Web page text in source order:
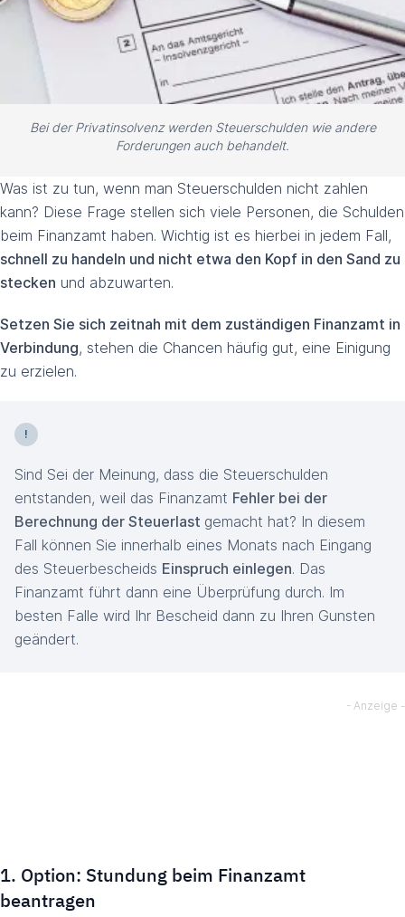
Bei der Privatinsolvenz werden Steuerschulden wie andere
Forderungen auch behandelt.
Was ist zu tun, wenn man Steuerschulden nicht zahlen
kann? Diese Frage stellen sich viele Personen, die Schulden
beim Finanzamt haben. Wichtig ist es hierbei in jedem Fall,
schnell zu handeln und nicht etwa den Kopf in den Sand zu
stecken und abzuwarten.
Setzen Sie sich zeitnah mit dem zuständigen Finanzamt in
Verbindung, stehen die Chancen häufig gut, eine Einigung
zu erzielen.
Sind Sei der Meinung, dass die Steuerschulden
entstanden, weil das Finanzamt Fehler bei der
Berechnung der Steuerlast gemacht hat? In diesem
Fall können Sie innerhalb eines Monats nach Eingang
des Steuerbescheids Einspruch einlegen. Das
Finanzamt führt dann eine Überprüfung durch. Im
besten Falle wird Ihr Bescheid dann zu Ihren Gunsten
geändert.
1. Option: Stundung beim Finanzamt
beantragen